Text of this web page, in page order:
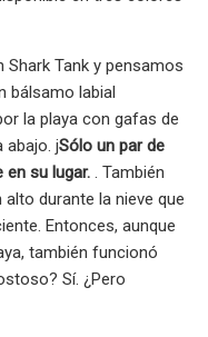
Tank y pensamos
bálsamo labial
la playa con gafas de
abajo. jSólo un par de
su lugar. . También
durante la nieve que
Entonces, aunque
también funcionó
Sí. ¿Pero